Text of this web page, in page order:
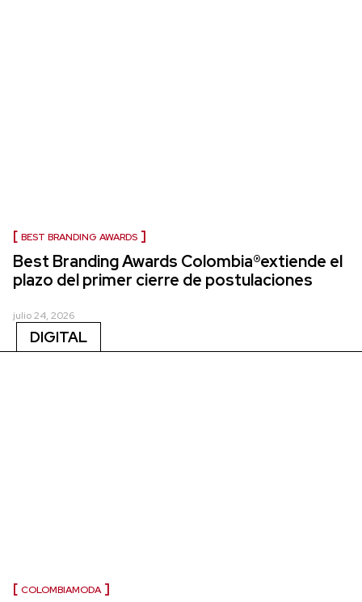
BEST BRANDING AWARDS
Best Branding Awards Colombia®extiende el
plazo del primer cierre de postulaciones
julio 24, 2026
DIGITAL
COLOMBIAMODA